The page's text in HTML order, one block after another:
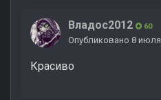
Владос2012 60
Опубликовано 8 июля
Красиво